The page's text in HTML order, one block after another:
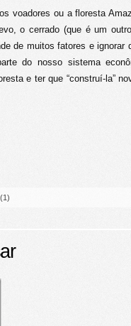
voadores ou a floresta
o cerrado (que é um
de muitos fatores e ignorar
do nosso sistema
e ter que “construí-la”